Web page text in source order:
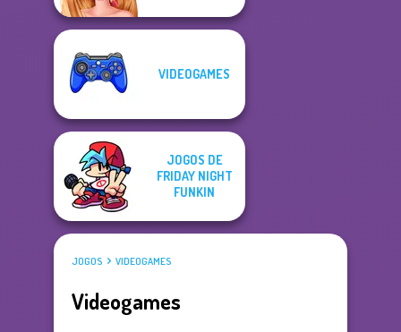
VIDEOGAMES
JOGOS DE
FRIDAY NIGHT
FUNKIN
JOGOS VIDEOGAMES
Videogames